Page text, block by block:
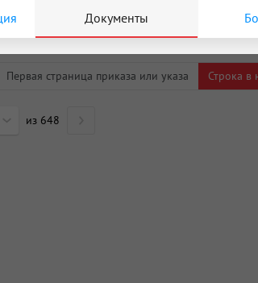
Документы
Первая страница приказа или указа Строка в
из 648